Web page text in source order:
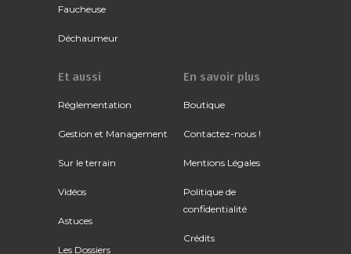
Faucheuse
Déchaumeur
Et aussi
Réglementation
Gestion et Management
Sur le terrain
Vidéos
Astuces
Les Dossiers
En savoir plus
Boutique
Contactez-nous !
Mentions Légales
Politique de
confidentialité
Crédits